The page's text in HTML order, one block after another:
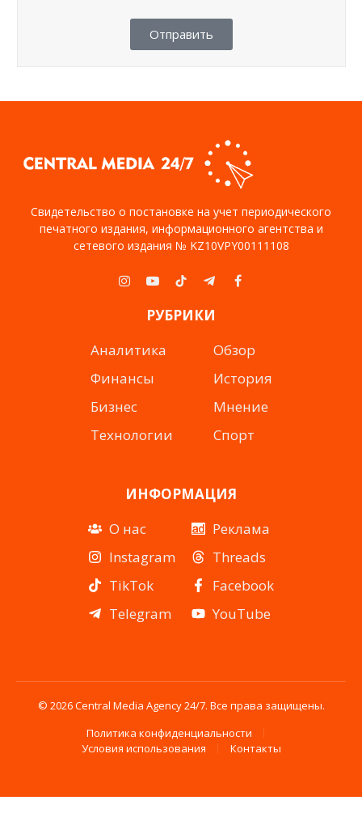
Отправить
Свидетельство о постановке на учет периодического
печатного издания, информационного агентства и
сетевого издания № KZ10VPY00111108
Instagram
YouTubeTikTokTelegramFacebook
РУБРИКИ
Аналитика
Финансы
Бизнес
Технологии
Обзор
История
Мнение
Спорт
ИНФОРМАЦИЯ
О нас
Instagram
TikTok
Telegram
Реклама
Threads
Facebook
YouTube
© 2026 Central Media Agency 24/7. Все права защищены.
Политика конфиденциальности
Условия использования
Контакты